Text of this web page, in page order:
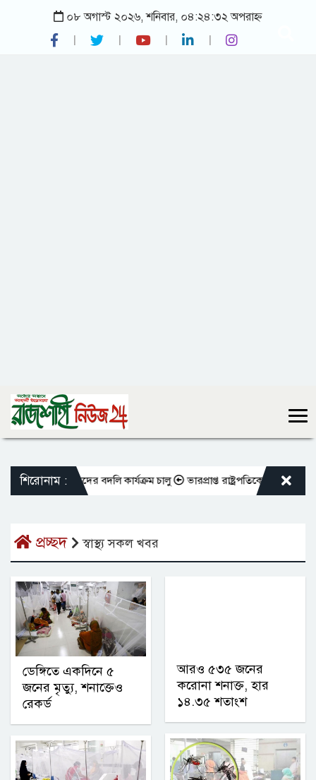
০৮ অগাস্ট ২০২৬, শনিবার, ০৪:২৪:৩২ অপরাহ্ন
শিরোনাম :
শিক্ষকদের বদলি কার্যক্রম চালু ভারপ্রাপ্ত রাষ্ট্রপতিকে শুভেচ্ছা
প্রচ্ছদ স্বাস্থ্য সকল খবর
ডেঙ্গিতে একদিনে ৫
জনের মৃত্যু, শনাক্তেও
রেকর্ড
আরও ৫৩৫ জনের
করোনা শনাক্ত, হার
১৪.৩৫ শতাংশ